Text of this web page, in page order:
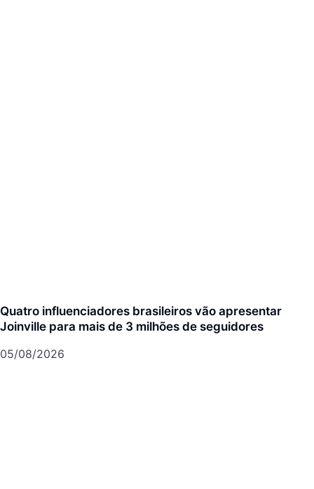
Quatro influenciadores brasileiros vão apresentar
Joinville para mais de 3 milhões de seguidores
05/08/2026